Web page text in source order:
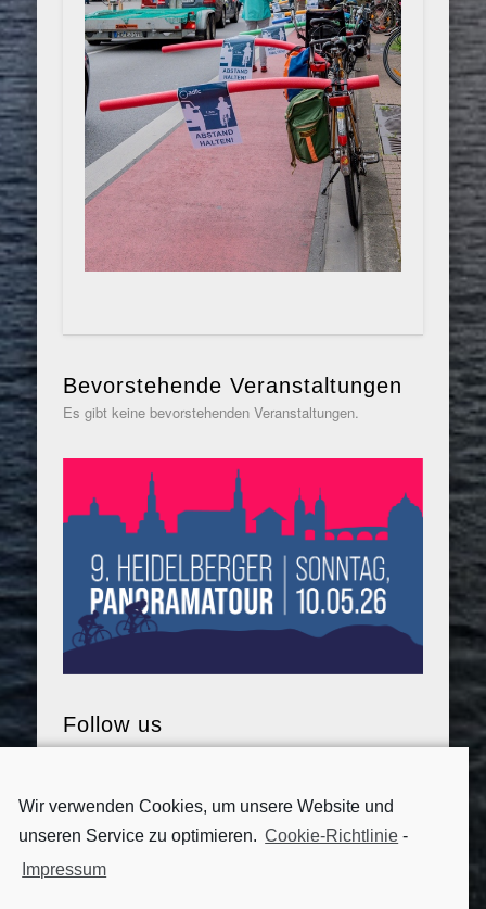
Bevorstehende Veranstaltungen
Es gibt keine bevorstehenden Veranstaltungen.
Follow us
Wir verwenden Cookies, um unsere Website und
unseren Service zu optimieren. Cookie-Richtlinie -
Impressum